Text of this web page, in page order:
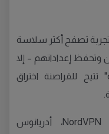
تصفح أكثر سلاسة
إعداداتهم – إلا
للقراصنة اختراق
وقال خبير الأمن السيبراني في NordVPN، أدريانوس